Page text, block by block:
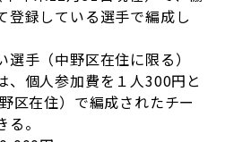
登録している選手で編成し
手（中野区在住に限る）
、個人参加費を１人300円と
区在住）で編成されたチー
。